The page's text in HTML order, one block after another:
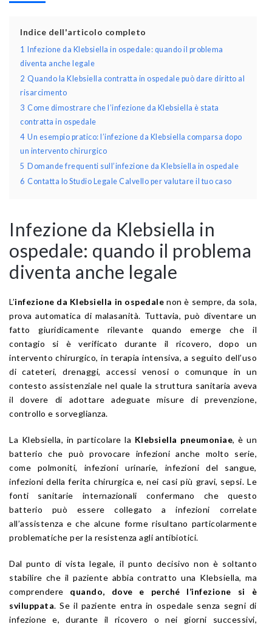
Indice dell'articolo completo
1
Infezione da Klebsiella in ospedale: quando il problema
diventa anche legale
2 Quando la Klebsiella contratta in ospedale può dare diritto al
risarcimento
3 Come dimostrare che l’infezione da Klebsiella è stata
contratta in ospedale
4 Un esempio pratico: l’infezione da Klebsiella comparsa dopo
un intervento chirurgico
5 Domande frequenti sull’infezione da Klebsiella in ospedale
6 Contatta lo Studio Legale Calvello per valutare il tuo caso
Infezione da Klebsiella in
ospedale: quando il problema
diventa anche legale
L’infezione da Klebsiella in ospedale non è sempre, da sola,
prova automatica di malasanità. Tuttavia, può diventare un
fatto giuridicamente rilevante quando emerge che il
contagio si è verificato durante il ricovero, dopo un
intervento chirurgico, in terapia intensiva, a seguito dell’uso
di cateteri, drenaggi, accessi venosi o comunque in un
contesto assistenziale nel quale la struttura sanitaria aveva
il dovere di adottare adeguate misure di prevenzione,
controllo e sorveglianza.
La Klebsiella, in particolare la Klebsiella pneumoniae, è un
batterio che può provocare infezioni anche molto serie,
come polmoniti, infezioni urinarie, infezioni del sangue,
infezioni della ferita chirurgica e, nei casi più gravi, sepsi. Le
fonti sanitarie internazionali confermano che questo
batterio può essere collegato a infezioni correlate
all’assistenza e che alcune forme risultano particolarmente
problematiche per la resistenza agli antibiotici.
Dal punto di vista legale, il punto decisivo non è soltanto
stabilire che il paziente abbia contratto una Klebsiella, ma
comprendere quando, dove e perché l’infezione si è
sviluppata. Se il paziente entra in ospedale senza segni di
infezione e, durante il ricovero o nei giorni successivi,